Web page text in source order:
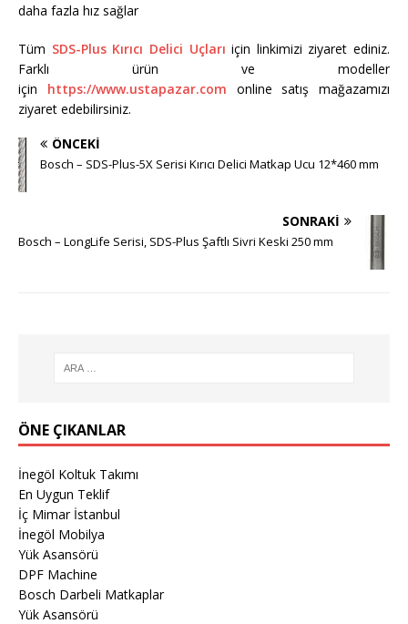
daha fazla hız sağlar
Tüm SDS-Plus Kırıcı Delici Uçları için linkimizi ziyaret ediniz.
Farklı ürün ve modeller
için https://www.ustapazar.com online satış mağazamızı
ziyaret edebilirsiniz.
ÖNCEKI
Bosch – SDS-Plus-5X Serisi Kırıcı Delici Matkap Ucu 12*460 mm
SONRAKI
Bosch – LongLife Serisi, SDS-Plus Şaftlı Sivri Keski 250 mm
ÖNE ÇIKANLAR
İnegöl Koltuk Takımı
En Uygun Teklif
İç Mimar İstanbul
İnegöl Mobilya
Yük Asansörü
DPF Machine
Bosch Darbeli Matkaplar
Yük Asansörü